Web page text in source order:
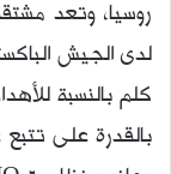
بالقدرة على